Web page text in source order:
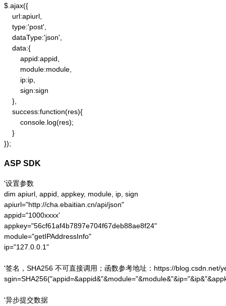
$.ajax({
    url:apiurl,
    type:'post',
    dataType:'json',
    data:{
        appid:appid,
        module:module,
        ip:ip,
        sign:sign
    },
    success:function(res){
        console.log(res);
    }
});
ASP SDK
'设置参数
dim apiurl, appid, appkey, module, ip, sign
apiurl="http://cha.ebaitian.cn/api/json"
appid="1000xxxx'
appkey="56cf61af4b7897e704f67deb88ae8f24"
module="getIPAddressInfo"
ip="127.0.0.1"
'签名，SHA256 不可直接调用；函数参考地址：https://blog.csdn.net/
'异步提交数据